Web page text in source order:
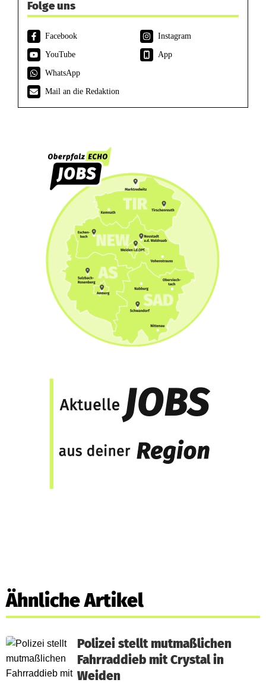
Folge uns
Facebook
Instagram
YouTube
App
WhatsApp
Mail an die Redaktion
Ähnliche Artikel
Polizei stellt mutmaßlichen
Fahrraddieb mit Crystal in
Weiden